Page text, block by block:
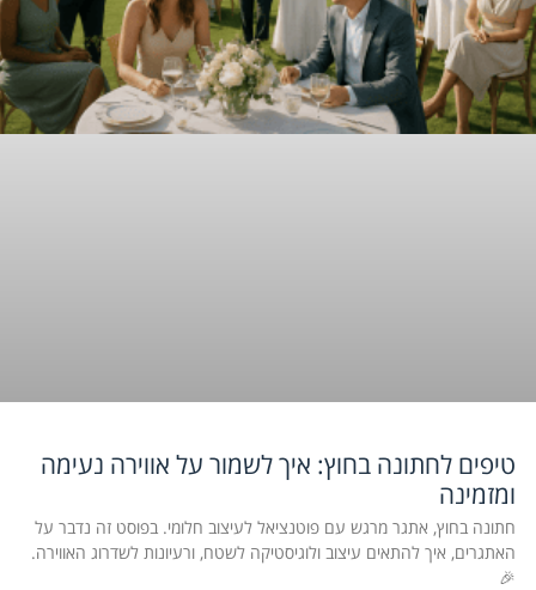
טיפים לחתונה בחוץ: איך לשמור על אווירה נעימה
ומזמינה
חתונה בחוץ, אתגר מרגש עם פוטנציאל לעיצוב חלומי. בפוסט זה נדבר על
האתגרים, איך להתאים עיצוב ולוגיסטיקה לשטח, ורעיונות לשדרוג האווירה.
🎉